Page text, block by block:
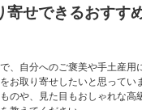
寄せできるおすす
、自分へのご褒美や手土産用
お取り寄せしたいと思ってい
のや、見た目もおしゃれな高